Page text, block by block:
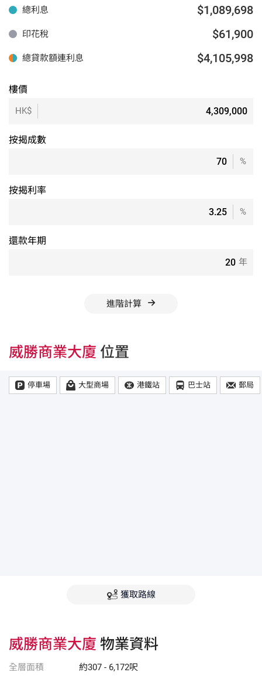
總利息 $1,089,698
印花稅 $61,900
總貸款額連利息 $4,105,998
樓價
HK$
按揭成數
%
按揭利率
%
還款年期
年
進階計算
威勝商業大廈 位置
停車場 大型商場 港鐵站 巴士站 郵局
獲取路線
威勝商業大廈 物業資料
全層面積
約307 - 6,172呎